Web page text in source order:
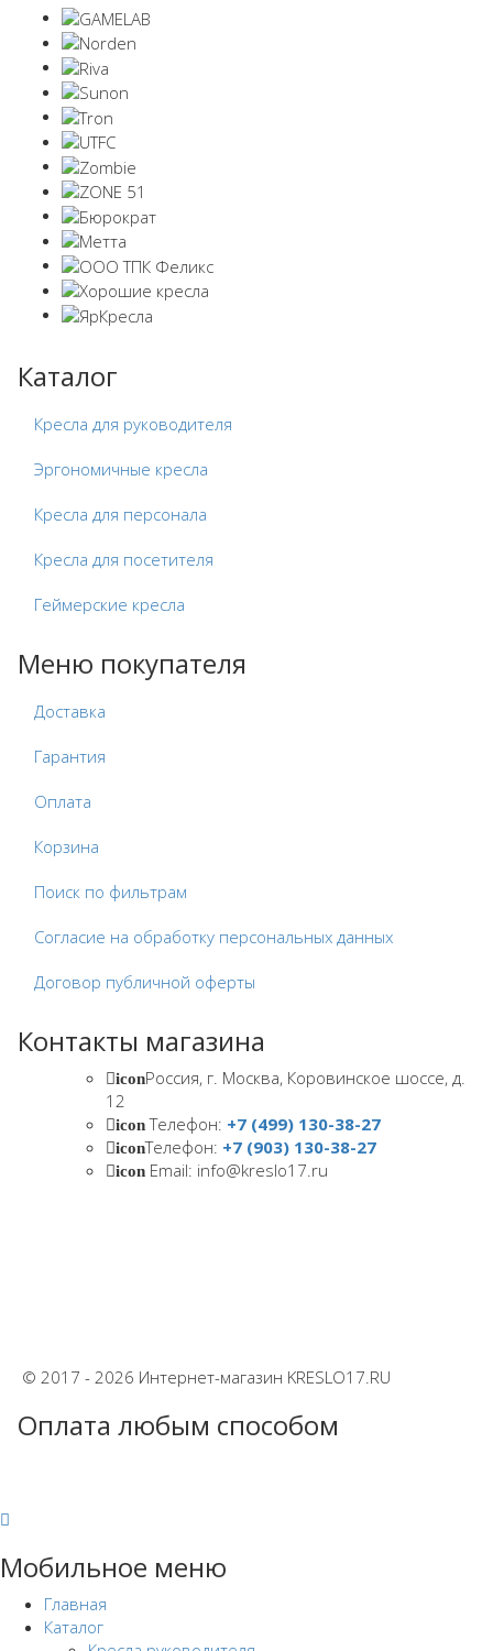
Каталог
Кресла для руководителя
Эргономичные кресла
Кресла для персонала
Кресла для посетителя
Геймерские кресла
Меню покупателя
Доставка
Гарантия
Оплата
Корзина
Поиск по фильтрам
Согласие на обработку персональных данных
Договор публичной оферты
Контакты магазина
iconРоссия, г. Москва, Коровинское шоссе, д.
12
iconТелефон: +7 (499) 130-38-27
iconТелефон: +7 (903) 130-38-27
icon Email: info@kreslo17.ru
© 2017 - 2026 Интернет-магазин KRESLO17.RU
Оплата любым способом
Мобильное меню
Главная
Каталог